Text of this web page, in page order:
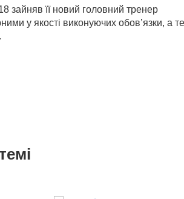
зайняв її новий головний тренер
у якості виконуючих обов’язки, а